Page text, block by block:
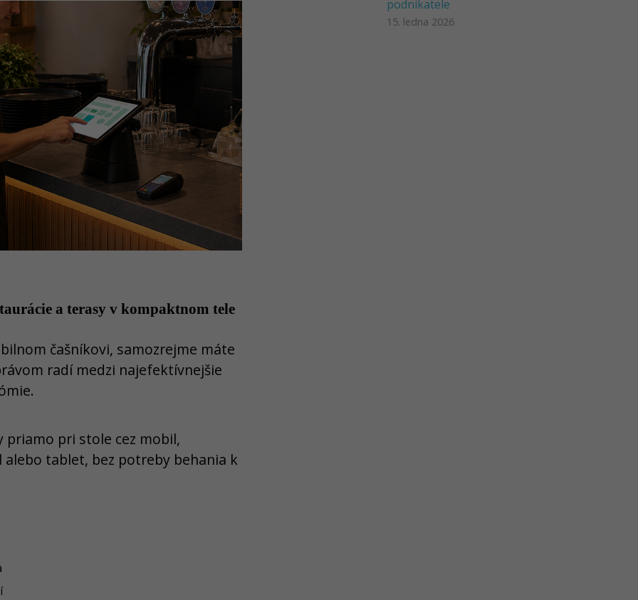
a terasy v kompaktnom tele
čašníkovi, samozrejme máte
radí medzi najefektívnejšie
pri stole cez mobil,
tablet, bez potreby behania k
podnikatele
15. ledna 2026